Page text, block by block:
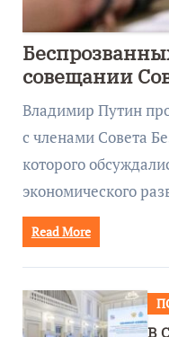
совещании
руководством
Владимир Путин
с членами Совета
которого
экономического
Read More
В